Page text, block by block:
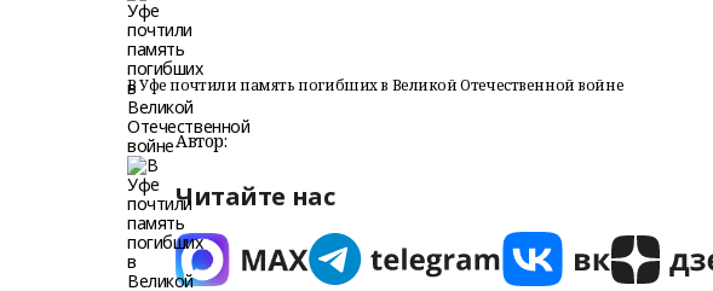
В Уфе почтили память погибших в Великой Отечественной войне
Автор:
Читайте нас